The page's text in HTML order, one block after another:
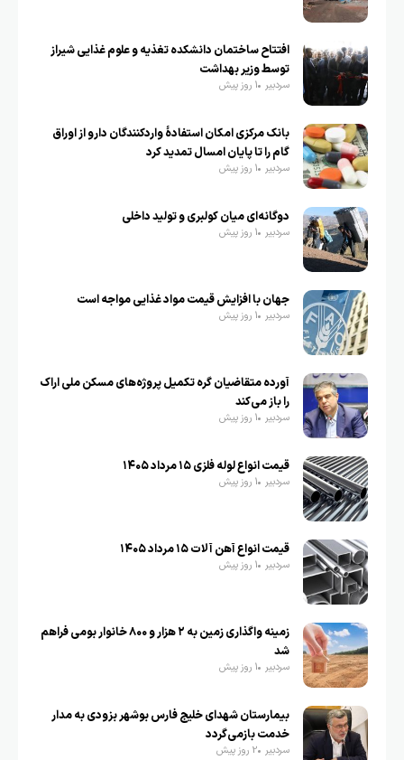
افتتاح ساختمان دانشکده تغذیه و علوم غذایی شیراز
توسط وزیر بهداشت
سردبیر 1 روز پیش
بانک مرکزی امکان استفادۀ واردکنندگان دارو از اوراق
گام را تا پایان امسال تمدید کرد
سردبیر 1 روز پیش
دوگانه‌ای میان کولبری و تولید داخلی
سردبیر 1 روز پیش
جهان با افزایش قیمت مواد غذایی مواجه است
سردبیر 1 روز پیش
آورده متقاضیان گره تکمیل پروژه‌های مسکن ملی اراک
را باز می‌کند
سردبیر 1 روز پیش
قیمت انواع لوله فلزی ۱۵ مرداد ۱۴۰۵
سردبیر 1 روز پیش
قیمت انواع آهن آلات ۱۵ مرداد ۱۴۰۵
سردبیر 1 روز پیش
زمینه واگذاری زمین به ۲ هزار و ۸۰۰ خانوار بومی فراهم
شد
سردبیر 1 روز پیش
بیمارستان شهدای خلیج فارس بوشهر بزودی به مدار
خدمت بازمی‌گردد
سردبیر 2 روز پیش